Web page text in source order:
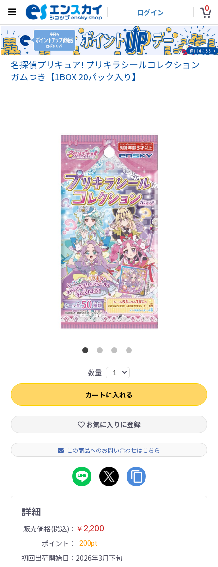
ログイン 0
名探偵プリキュア! プリキラシールコレクション
ガムつき【1BOX 20パック入り】
数量 1
カートに入れる
お気に入りに登録
この商品へのお問い合わせはこちら
詳細
販売価格(税込) ￥ 2,200
ポイント 200pt
初回出荷開始日
2026年3月下旬